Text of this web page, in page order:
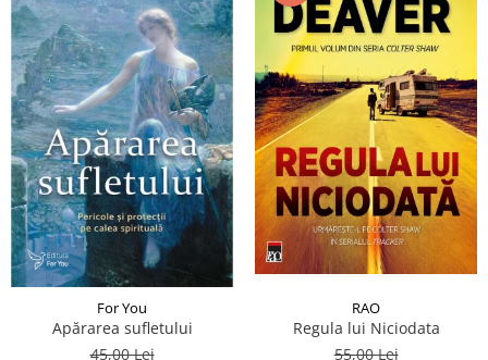
For You
Apărarea sufletului
45,00 Lei
RAO
Regula lui Niciodata
55,00 Lei